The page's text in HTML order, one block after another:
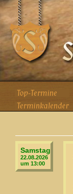
Samstag
22.08.2026
um 13:00